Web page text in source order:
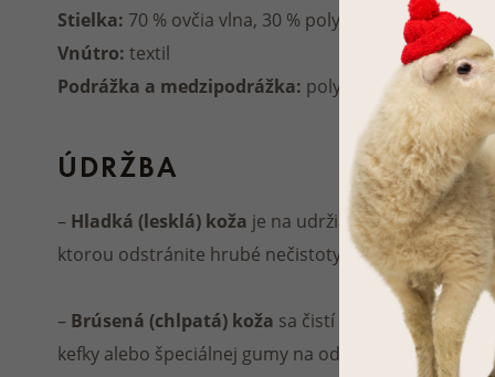
Stielka: 70 % ovčia vlna, 30 % polyester
Vnútro: textil
Podrážka a medzipodrážka: polyuretán
ÚDRŽBA
– Hladká (lesklá) koža je na udržiavanie
ktorou odstránite hrubé nečistoty, a zvyšok umyte
– Brúsená (chlpatá) koža sa čistí nasucho
kefky alebo špeciálnej gumy na odstránenie škvŕn.